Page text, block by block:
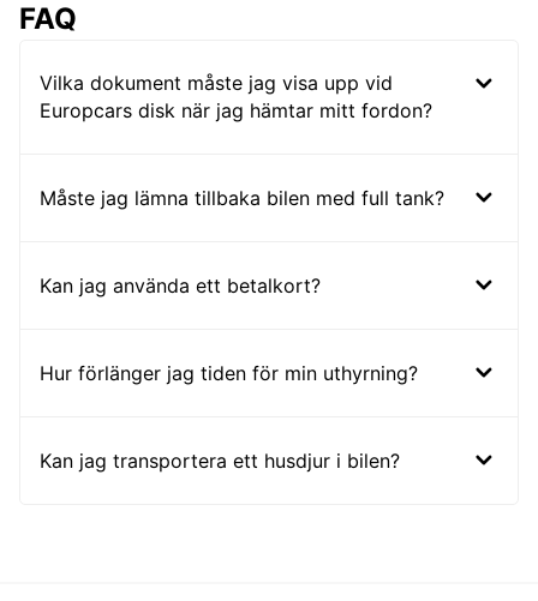
FAQ
Vilka dokument måste jag visa upp vid
Europcars disk när jag hämtar mitt fordon?
Måste jag lämna tillbaka bilen med full tank?
Kan jag använda ett betalkort?
Hur förlänger jag tiden för min uthyrning?
Kan jag transportera ett husdjur i bilen?